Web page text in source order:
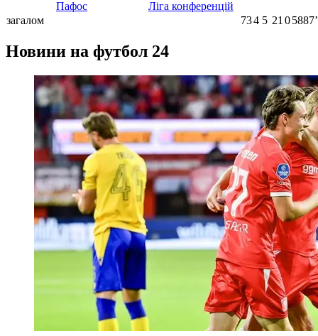
Пафос Ліга конференцій
загалом 734 5 21 05887ʼ
Новини на футбол 24